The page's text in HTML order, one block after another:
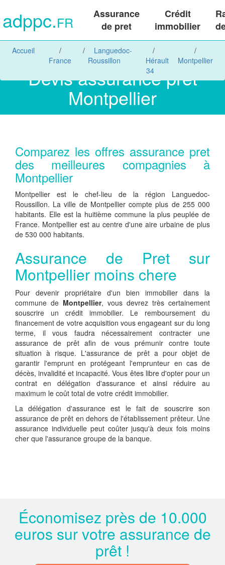
adppc.FR
Assurance
de pret
Crédit
immobilier
Accueil
France
Languedoc-
Roussillon
Hérault
34
Montpellier
Devis assurance pret
Montpellier
Comparez les offres assurance pret
des meilleures compagnies à
Montpellier
Montpellier est le chef-lieu de la région Languedoc-
Roussillon. La ville de Montpellier compte plus de 255 000
habitants. Elle est la huitième commune la plus peuplée de
France. Montpellier est au centre d'une aire urbaine de plus
de 530 000 habitants.
Assurance de Pret sur
Montpellier moins chere
Pour devenir propriétaire d'un bien immobilier dans la
commune de Montpellier, vous devrez très certainement
souscrire un crédit immobilier. Le remboursement du
financement de votre acquisition vous engageant sur du long
terme, il vous faudra nécessairement contracter une
assurance de prêt afin de vous prémunir contre toute
situation à risque. L'assurance de prêt a pour objet de
garantir l'emprunt en protégeant l'emprunteur en cas de
décès, invalidité et incapacité. Vous êtes libre d'opter pour un
contrat en délégation d'assurance et ainsi réduire au
maximum le coût total de votre crédit immobilier.
La délégation d'assurance est le fait de souscrire son
assurance de prêt en dehors de l'établissement prêteur. Une
assurance individuelle peut coûter jusqu'à deux fois moins
cher que l'assurance groupe de la banque.
Économisez près de 10.000
euros sur votre assurance de
prêt !